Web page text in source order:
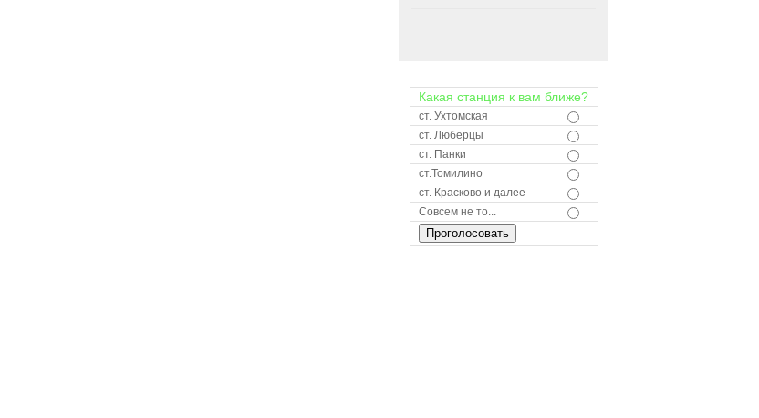
Какая станция к вам ближе?
ст. Ухтомская
ст. Люберцы
ст. Панки
ст.Томилино
ст. Красково и далее
Совсем не то...